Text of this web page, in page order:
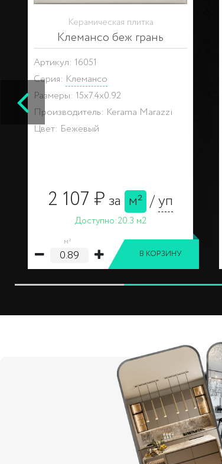
Керамическая плитка
Клемансо беж грань
Артикул: 16051
Серия: Клемансо
Размеры: 15x7.4x0.92
Производитель: Kerama Marazzi
Цвет: Бежевый
2 107 ₽за м² /уп
Доступно:20.3 м2
м²
В КОРЗИНУ